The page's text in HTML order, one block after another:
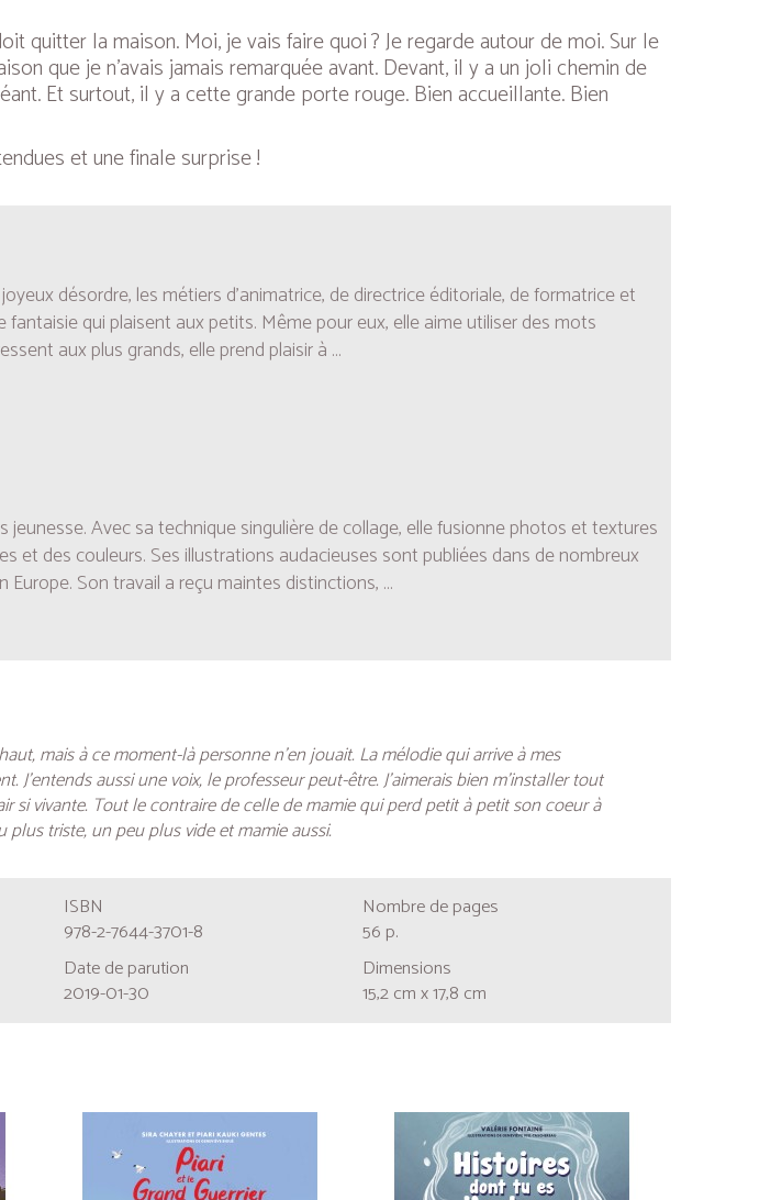
quitter la maison. Moi, je vais faire quoi ? Je regarde autour de moi. Sur le
que je n’avais jamais remarquée avant. Devant, il y a un joli chemin de
Et surtout, il y a cette grande porte rouge. Bien accueillante. Bien
et une finale surprise !
désordre, les métiers d’animatrice, de directrice éditoriale, de formatrice et
fantaisie qui plaisent aux petits. Même pour eux, elle aime utiliser des mots
aux plus grands, elle prend plaisir à...
Avec sa technique singulière de collage, elle fusionne photos et textures
et des couleurs. Ses illustrations audacieuses sont publiées dans de nombreux
Son travail a reçu maintes distinctions, ...
mais à ce moment-là personne n’en jouait. La mélodie qui arrive à mes
aussi une voix, le professeur peut-être. J’aimerais bien m’installer tout
si vivante. Tout le contraire de celle de mamie qui perd petit à petit son coeur à
triste, un peu plus vide et mamie aussi.
ISBN
978-2-7644-3701-8
Date de parution
2019-01-30
Nombre de pages
56 p.
Dimensions
15,2 cm x 17,8 cm